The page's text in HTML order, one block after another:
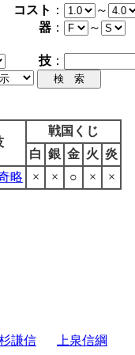
コスト ： ～
器 ：
～
技 ：
戦国くじ
白 銀 金 火 炎
略 × × ○ × ×
謙信 上泉信綱